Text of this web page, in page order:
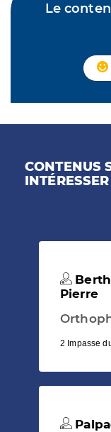
Le
CONTENUS
INTÉRESSER
Pierre
2 Impasse